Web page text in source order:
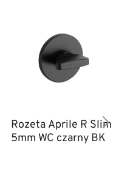
Rozeta Aprile R Slim
5mm WC czarny BK